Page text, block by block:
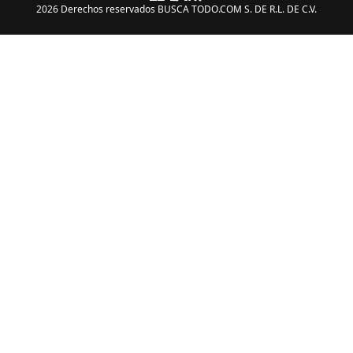
2026 Derechos reservados BUSCA TODO.COM S. DE R.L. DE C.V.